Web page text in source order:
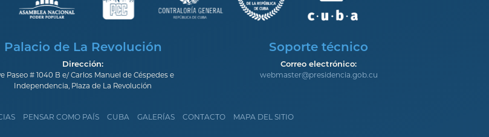
Palacio de La Revolución
Dirección:
Paseo # 1040 B e/ Carlos Manuel de Céspedes e
Independencia, Plaza de La Revolución
Soporte técnico
Correo electrónico:
webmaster@presidencia.gob.cu
PENSAR COMO PAÍS CUBA GALERÍAS CONTACTO MAPA DEL SITIO